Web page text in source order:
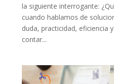
la siguiente interrogante:
cuando hablamos de
duda, practicidad, eficiencia
contar...